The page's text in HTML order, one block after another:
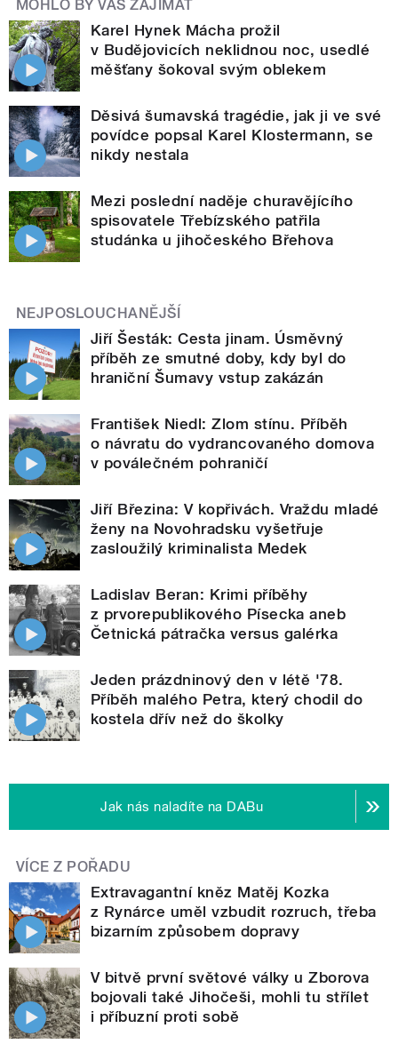
MOHLO BY VÁS ZAJÍMAT
Karel Hynek Mácha prožil
v Budějovicích neklidnou noc, usedlé
měšťany šokoval svým oblekem
Děsivá šumavská tragédie, jak ji ve své
povídce popsal Karel Klostermann, se
nikdy nestala
Mezi poslední naděje churavějícího
spisovatele Třebízského patřila
studánka u jihočeského Břehova
NEJPOSLOUCHANĚJŠÍ
Jiří Šesták: Cesta jinam. Úsměvný
příběh ze smutné doby, kdy byl do
hraniční Šumavy vstup zakázán
František Niedl: Zlom stínu. Příběh
o návratu do vydrancovaného domova
v poválečném pohraničí
Jiří Březina: V kopřivách. Vraždu mladé
ženy na Novohradsku vyšetřuje
zasloužilý kriminalista Medek
Ladislav Beran: Krimi příběhy
z prvorepublikového Písecka aneb
Četnická pátračka versus galérka
Jeden prázdninový den v létě '78.
Příběh malého Petra, který chodil do
kostela dřív než do školky
Jak nás naladíte na DABu
VÍCE Z POŘADU
Extravagantní kněz Matěj Kozka
z Rynárce uměl vzbudit rozruch, třeba
bizarním způsobem dopravy
V bitvě první světové války u Zborova
bojovali také Jihočeši, mohli tu střílet
i příbuzní proti sobě